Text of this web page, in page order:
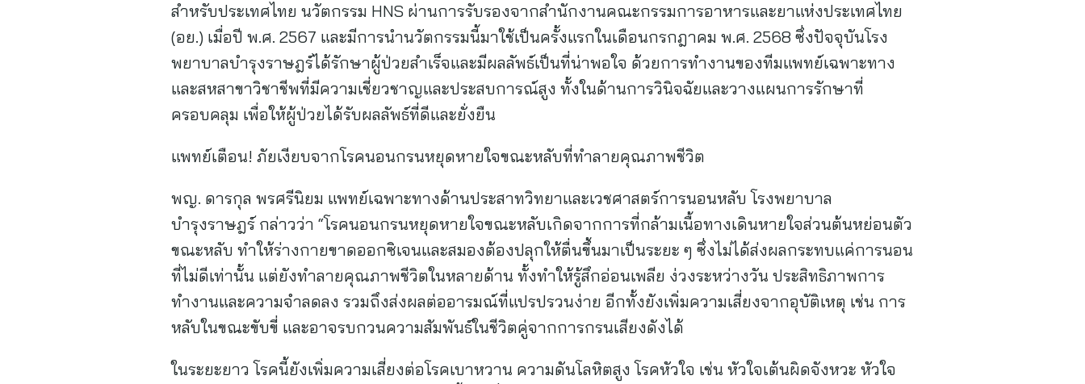
สำหรับประเทศไทย นวัตกรรม HNS ผ่านการรับรองจากสำนักงานคณะกรรมการอาหารและยาแห่งประเทศไทย
(อย.) เมื่อปี พ.ศ. 2567 และมีการนำนวัตกรรมนี้มาใช้เป็นครั้งแรกในเดือนกรกฎาคม พ.ศ. 2568 ซึ่งปัจจุบันโรง
พยาบาลบำรุงราษฎร์ได้รักษาผู้ป่วยสำเร็จและมีผลลัพธ์เป็นที่น่าพอใจ ด้วยการทำงานของทีมแพทย์เฉพาะทาง
และสหสาขาวิชาชีพที่มีความเชี่ยวชาญและประสบการณ์สูง ทั้งในด้านการวินิจฉัยและวางแผนการรักษาที่
ครอบคลุม เพื่อให้ผู้ป่วยได้รับผลลัพธ์ที่ดีและยั่งยืน
แพทย์เตือน! ภัยเงียบจากโรคนอนกรนหยุดหายใจขณะหลับที่ทำลายคุณภาพชีวิต
พญ. ดารกุล พรศรีนิยม แพทย์เฉพาะทางด้านประสาทวิทยาและเวชศาสตร์การนอนหลับ โรงพยาบาล
บำรุงราษฎร์ กล่าวว่า “โรคนอนกรนหยุดหายใจขณะหลับเกิดจากการที่กล้ามเนื้อทางเดินหายใจส่วนต้นหย่อนตัว
ขณะหลับ ทำให้ร่างกายขาดออกซิเจนและสมองต้องปลุกให้ตื่นขึ้นมาเป็นระยะ ๆ ซึ่งไม่ได้ส่งผลกระทบแค่การนอน
ที่ไม่ดีเท่านั้น แต่ยังทำลายคุณภาพชีวิตในหลายด้าน ทั้งทำให้รู้สึกอ่อนเพลีย ง่วงระหว่างวัน ประสิทธิภาพการ
ทำงานและความจำลดลง รวมถึงส่งผลต่ออารมณ์ที่แปรปรวนง่าย อีกทั้งยังเพิ่มความเสี่ยงจากอุบัติเหตุ เช่น การ
หลับในขณะขับขี่ และอาจรบกวนความสัมพันธ์ในชีวิตคู่จากการกรนเสียงดังได้
ในระยะยาว โรคนี้ยังเพิ่มความเสี่ยงต่อโรคเบาหวาน ความดันโลหิตสูง โรคหัวใจ เช่น หัวใจเต้นผิดจังหวะ หัวใจ